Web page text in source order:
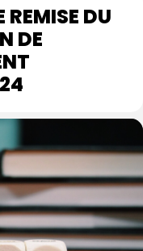
REMISE DU
DE